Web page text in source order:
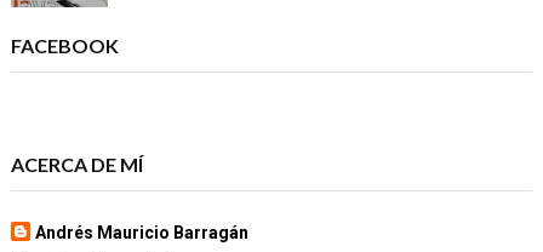
FACEBOOK
ACERCA DE MÍ
Andrés Mauricio Barragán